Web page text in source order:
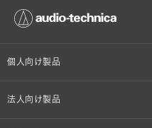
個人向け製品
オンラインストア限定
法人向け製品